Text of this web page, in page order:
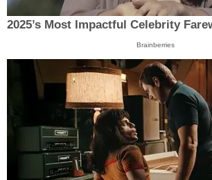
2025’s Most Impactful Celebrity
Brainberries